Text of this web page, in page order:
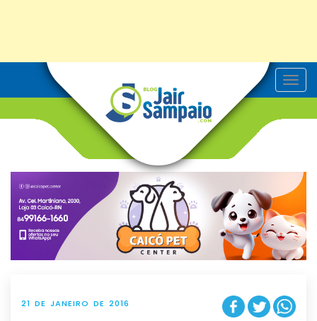
T
o
v
g
t
i
o
n
21 DE JANEIRO DE 2016